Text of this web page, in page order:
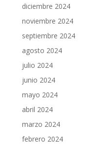
diciembre 2024
noviembre 2024
septiembre 2024
agosto 2024
julio 2024
junio 2024
mayo 2024
abril 2024
marzo 2024
febrero 2024